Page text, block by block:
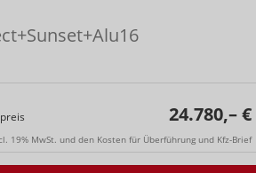
24.780,– €
19% MwSt. und den Kosten für Überführung und Kfz-Brief